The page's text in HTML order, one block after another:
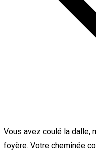
Vous avez coulé la dalle,
foyère. Votre cheminée